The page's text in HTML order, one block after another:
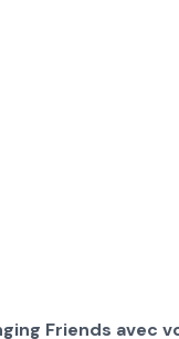
Friends avec